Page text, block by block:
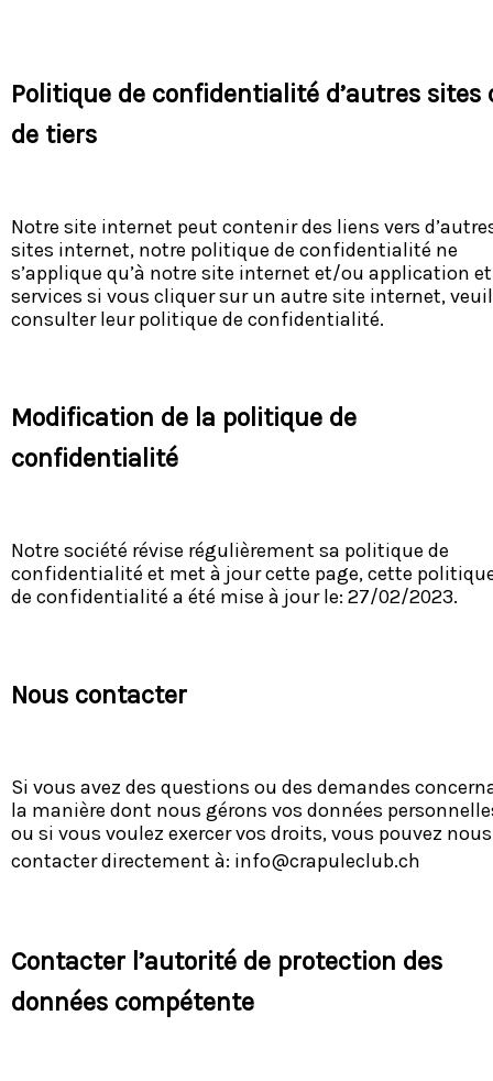
Politique de confidentialité d’autres sites
de tiers
Notre site internet peut contenir des liens vers
sites internet, notre politique de confidentialité ne
s’applique qu’à notre site internet et/ou application et
services si vous cliquer sur un autre site internet,
consulter leur politique de confidentialité.
Modification de la politique de
confidentialité
Notre société révise régulièrement sa politique de
confidentialité et met à jour cette page, cette
de confidentialité a été mise à jour le: 27/02/2023.
Nous contacter
Si vous avez des questions ou des demandes
la manière dont nous gérons vos données
ou si vous voulez exercer vos droits, vous pouvez nous
contacter directement à: info@crapuleclub.ch
Contacter l’autorité de protection des
données compétente